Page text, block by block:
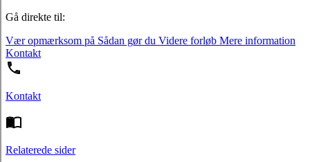
Gå direkte til:
Vær opmærksom på Sådan gør du Videre forløb Mere information
Kontakt
Kontakt
Relaterede sider